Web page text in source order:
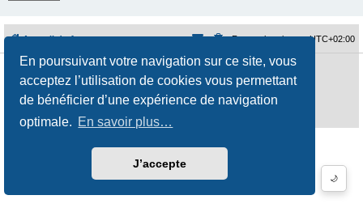
En poursuivant votre navigation sur ce site, vous
acceptez l’utilisation de cookies vous permettant
de bénéficier d’une expérience de navigation
optimale. En savoir plus…
J’accepte
🌙
Accueil du forum Fuseau horaire surUTC+02:00
Développé par phpBB ® Forum Software © phpBB Limited
Traduction française officielle©Qiaeru
Stylejeremiemeunierpar ©Fred Rimbert